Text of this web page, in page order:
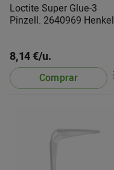
Loctite Super Glue-3
Pinzell. 2640969 Henkel
8,14 €/u.
Comprar